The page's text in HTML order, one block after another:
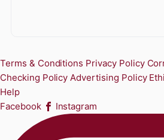
Terms & Conditions Privacy Policy
Checking Policy Advertising Policy
Help
Facebook
Instagram